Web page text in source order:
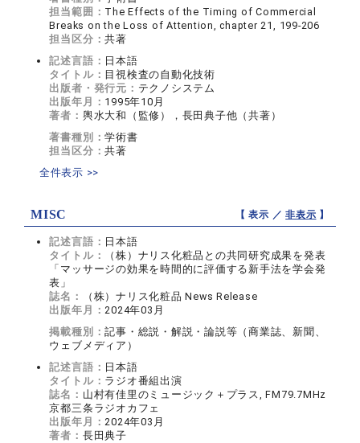
担当範囲： The Effects of the Timing of Commercial
Breaks on the Loss of Attention, chapter 21, 199-206
担当区分：共著
記述言語： 日本語
タイトル： 目視検査の自動化技術
出版者・発行元： テクノシステム
出版年月： 1995年10月
著者： 輿水大和（監修），長田典子他（共著）
著書種別：学術書
担当区分：共著
全件表示 >>
MISC 【 表示 ／非表示 】
記述言語： 日本語
タイトル：
（株）ナリス化粧品との共同研究成果を発表
「マッサージの効果を時間的に評価する新手法を学会発
表」
誌名：
（株）ナリス化粧品 News Release
出版年月：2024年03月
掲載種別：記事・総説・解説・論説等（商業誌、新聞、
ウェブメディア）
記述言語： 日本語
タイトル： ラジオ番組出演
誌名： 山村有佳里のミュージック＋プラス, FM79.7MHz
京都三条ラジオカフェ
出版年月：2024年03月
著者： 長田典子